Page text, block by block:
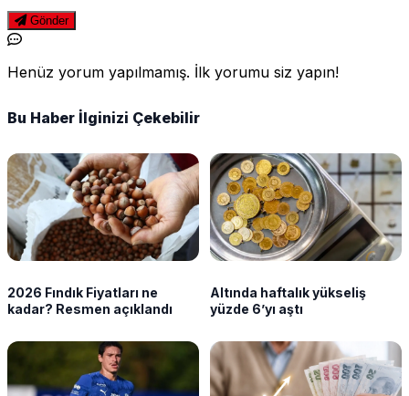
Gönder
Henüz yorum yapılmamış. İlk yorumu siz yapın!
Bu Haber İlginizi Çekebilir
2026 Fındık Fiyatları ne
kadar? Resmen açıklandı
Altında haftalık yükseliş
yüzde 6’yı aştı